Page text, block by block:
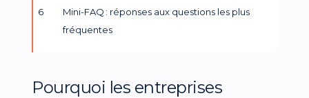
Mini-FAQ : réponses aux questions les plus
fréquentes
Pourquoi les entreprises